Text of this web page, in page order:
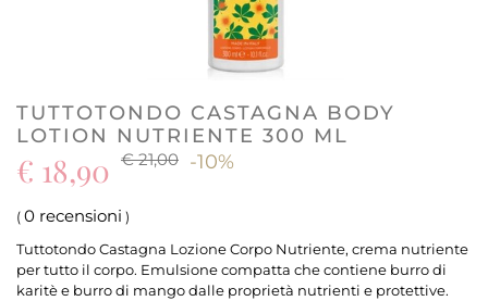
TUTTOTONDO CASTAGNA BODY
LOTION NUTRIENTE 300 ML
€ 21,00 -10%
€ 18,90
( 0 recensioni )
Tuttotondo Castagna Lozione Corpo Nutriente, crema nutriente
per tutto il corpo. Emulsione compatta che contiene burro di
karitè e burro di mango dalle proprietà nutrienti e protettive.